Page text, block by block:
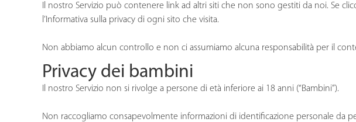
Il nostro Servizio può contenere link ad altri siti che non sono gestiti da noi. Se
l’Informativa sulla privacy di ogni sito che visita.
Non abbiamo alcun controllo e non ci assumiamo alcuna responsabilità per il
Privacy dei bambini
Il nostro Servizio non si rivolge a persone di età inferiore ai 18 anni (“Bambini”).
Non raccogliamo consapevolmente informazioni di identificazione personale da